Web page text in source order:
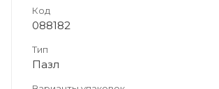
Код
088182
Тип
Пазл